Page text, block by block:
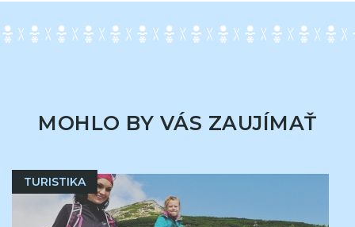
MOHLO BY VÁS ZAUJÍMAŤ
TURISTIKA